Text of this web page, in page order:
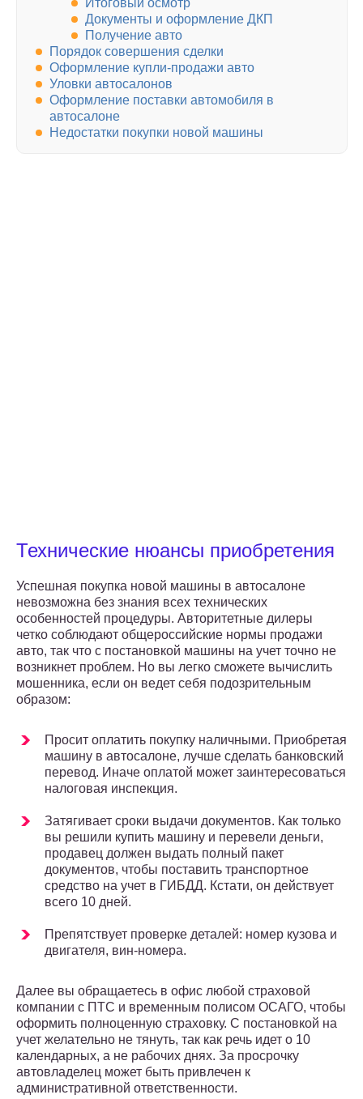
Итоговый осмотр
Документы и оформление ДКП
Получение авто
Порядок совершения сделки
Оформление купли-продажи авто
Уловки автосалонов
Оформление поставки автомобиля в
автосалоне
Недостатки покупки новой машины
Технические нюансы приобретения
Успешная покупка новой машины в автосалоне
невозможна без знания всех технических
особенностей процедуры. Авторитетные дилеры
четко соблюдают общероссийские нормы продажи
авто, так что с постановкой машины на учет точно не
возникнет проблем. Но вы легко сможете вычислить
мошенника, если он ведет себя подозрительным
образом:
Просит оплатить покупку наличными. Приобретая
машину в автосалоне, лучше сделать банковский
перевод. Иначе оплатой может заинтересоваться
налоговая инспекция.
Затягивает сроки выдачи документов. Как только
вы решили купить машину и перевели деньги,
продавец должен выдать полный пакет
документов, чтобы поставить транспортное
средство на учет в ГИБДД. Кстати, он действует
всего 10 дней.
Препятствует проверке деталей: номер кузова и
двигателя, вин-номера.
Далее вы обращаетесь в офис любой страховой
компании с ПТС и временным полисом ОСАГО, чтобы
оформить полноценную страховку. С постановкой на
учет желательно не тянуть, так как речь идет о 10
календарных, а не рабочих днях. За просрочку
автовладелец может быть привлечен к
административной ответственности.